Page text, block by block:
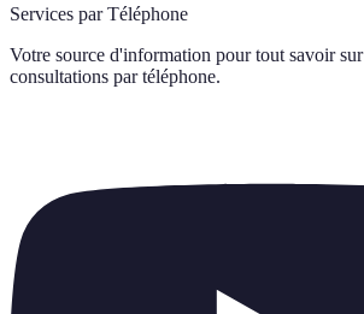
Services par Téléphone
Votre source d'information pour tout savoir sur
consultations par téléphone.